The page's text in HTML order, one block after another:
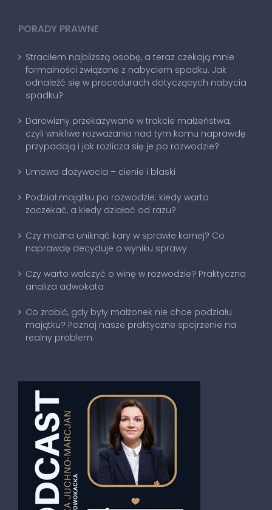
PORADY PRAWNE
Straciłem najbliższą osobę, a teraz czekają mnie
formalności związane z nabyciem spadku. Jak
odnaleźć się w procedurach dotyczących nabycia
spadku?
Darowizny przekazywane w trakcie małżeństwa,
czyli wnikliwe rozważania nad tym komu naprawdę
przypadają i jak rozlicza się je po rozwodzie?
Umowa dożywocia – cienie i blaski
Podział majątku po rozwodzie: kiedy warto
zaczekać, a kiedy działać od razu?
Czy można uniknąć kary w sprawie karnej? Co
naprawdę decyduje o wyniku sprawy
Czy warto walczyć o winę w rozwodzie? Praktyczna
analiza adwokata
Co zrobić, gdy były małżonek nie chce podziału
majątku? Poznaj nasze praktyczne spojrzenie na
realny problem.